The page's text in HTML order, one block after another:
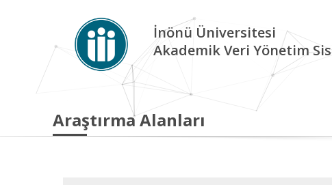
İnönü Üniversitesi
Akademik Veri Yönetim
Araştırma Alanları